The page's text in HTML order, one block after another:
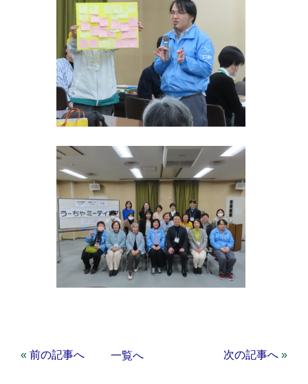
«前の記事へ 一覧へ 次の記事へ»